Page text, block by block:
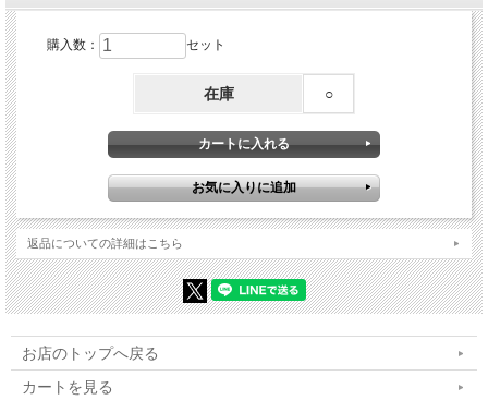
購入数： セット
在庫 ○
返品についての詳細はこちら
お店のトップへ戻る
カートを見る